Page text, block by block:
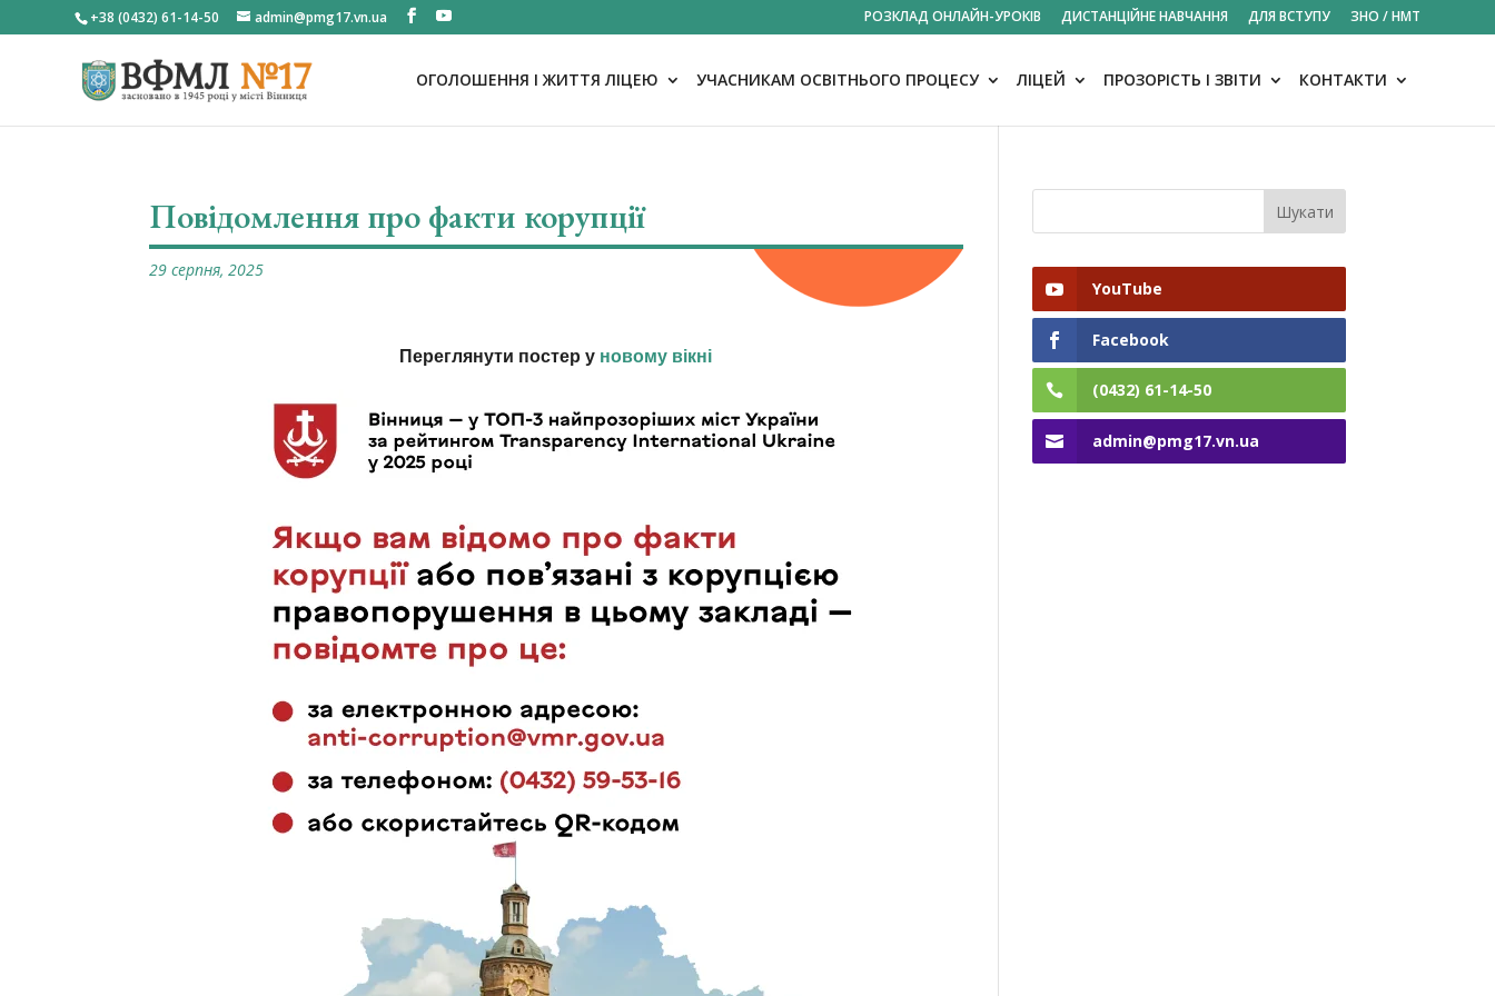
+38 (0432) 61-14-50 admin@pmg17.vn.ua РОЗКЛАД ОНЛАЙН-УРОКІВ ДИСТАНЦІЙНЕ НАВЧАННЯ ДЛЯ ВСТУПУ ЗНО / НМТ
ОГОЛОШЕННЯ І ЖИТТЯ ЛІЦЕЮ УЧАСНИКАМ ОСВІТНЬОГО ПРОЦЕСУ ЛІЦЕЙ ПРОЗОРІСТЬ І ЗВІТИ КОНТАКТИ
Повідомлення про факти корупції
29 серпня, 2025
Переглянути постер у новому вікні
YouTube
Facebook
(0432) 61-14-50
admin@pmg17.vn.ua